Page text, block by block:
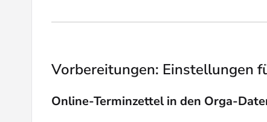
Vorbereitungen: Einstellungen
Online-Terminzettel in den Orga-